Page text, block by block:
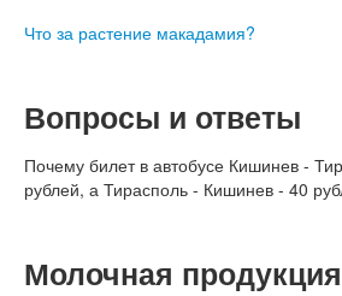
Что за растение макадамия?
Вопросы и ответы
Почему билет в автобусе Кишинев -
рублей, а Тирасполь - Кишинев - 40
Молочная продукция